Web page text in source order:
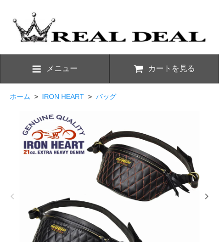
メニュー カートを見る
ホーム > IRON HEART > バッグ